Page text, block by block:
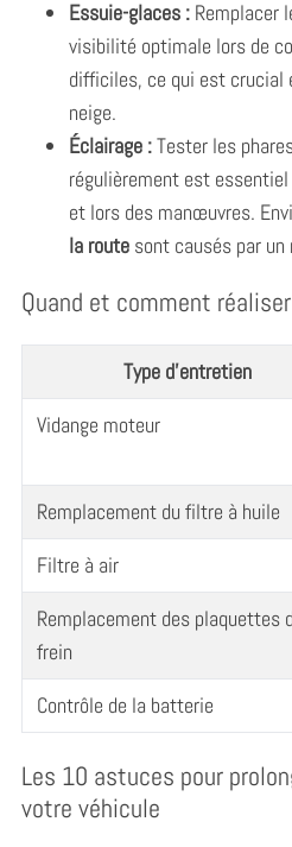
Essuie-glaces :Remplacer
visibilité optimale lors de
difficiles, ce qui est crucial
neige.
Éclairage :Tester les
régulièrement est
et lors des manœuvres.
la routesont causés par un
Quand et comment
Type d’entretien
Vidange moteur
Remplacement du filtre à huile
Filtre à air
Remplacement des plaquettes
frein
Contrôle de la batterie
Les 10 astuces pour
votre véhicule